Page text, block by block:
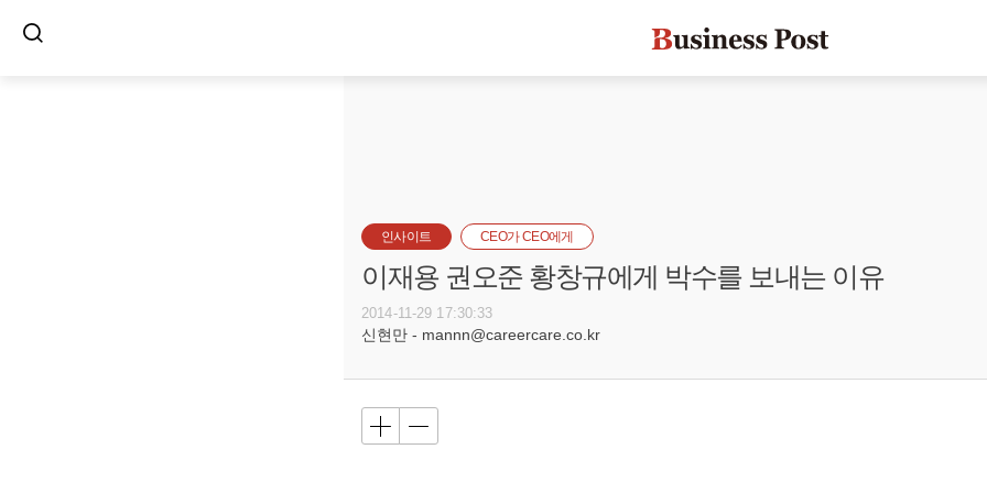
인사이트 CEO가 CEO에게
이재용 권오준 황창규에게 박수를 보내는 이유
2014-11-29 17:30:33
신현만 - mannn@careercare.co.kr